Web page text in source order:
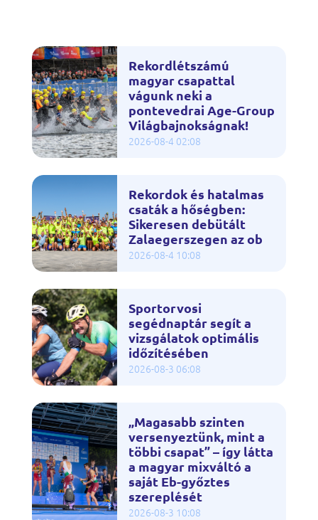
Rekordlétszámú
magyar csapattal
vágunk neki a
pontevedrai Age-Group
Világbajnokságnak!
2026-08-4 02:08
Rekordok és hatalmas
csaták a hőségben:
Sikeresen debütált
Zalaegerszegen az ob
2026-08-4 10:08
Sportorvosi
segédnaptár segít a
vizsgálatok optimális
időzítésében
2026-08-3 06:08
„Magasabb szinten
versenyeztünk, mint a
többi csapat” – így látta
a magyar mixváltó a
saját Eb-győztes
szereplését
2026-08-3 10:08